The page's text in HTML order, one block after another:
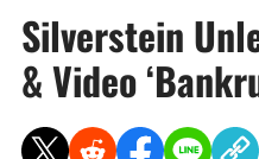
Silverstein
& Video